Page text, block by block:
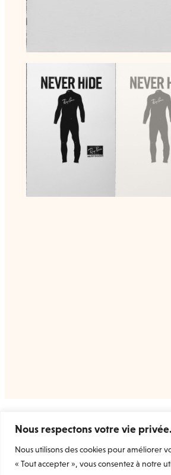
Nous respectons votre vie privée.
Nous utilisons des cookies pour améliorer
« Tout accepter », vous consentez à notre
Welcome Printsla marketplace
d’art originale et contemporaine.
Rejoignez-nous